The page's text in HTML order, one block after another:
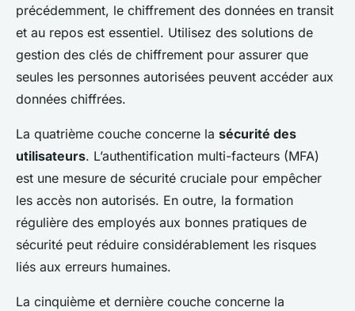
précédemment, le chiffrement des données en transit
et au repos est essentiel. Utilisez des solutions de
gestion des clés de chiffrement pour assurer que
seules les personnes autorisées peuvent accéder aux
données chiffrées.
La quatrième couche concerne la sécurité des
utilisateurs. L’authentification multi-facteurs (MFA)
est une mesure de sécurité cruciale pour empêcher
les accès non autorisés. En outre, la formation
régulière des employés aux bonnes pratiques de
sécurité peut réduire considérablement les risques
liés aux erreurs humaines.
La cinquième et dernière couche concerne la